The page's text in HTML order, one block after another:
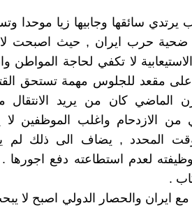
سائقها وجابيها زيا موحدا
ضحية حرب ايران , حيث اصبحت
لا تكفي لحاجة المواطن
مقعد للجلوس مهمة تستحق
الماضي كان من يريد الانتقال
من الازدحام واغلب الموظفين لا
المحدد , يضاف الى ذلك لم
لعدم استطاعته دفع اجورها .
.
ايران والحصار الدولي اصبح لا